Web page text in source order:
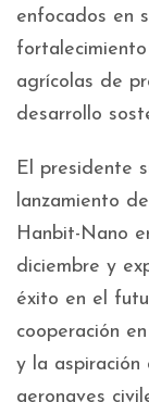
enfocados en
agrícolas de
desarrollo
El presidente
lanzamiento
Hanbit-Nano
diciembre y
éxito en el
cooperación
y la aspiración
aeronaves